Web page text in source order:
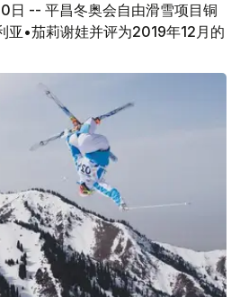
日 -- 平昌冬奥会自由滑雪项目铜
亚•茄莉谢娃并评为2019年12月的